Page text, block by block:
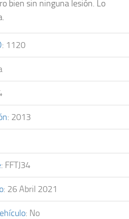
bien sin ninguna lesión. Lo
: 1120
: 2013
: FFTJ34
: 26 Abril 2021
: No